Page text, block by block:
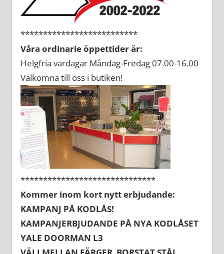
**************************
Våra ordinarie öppettider är:
Helgfria vardagar Måndag-Fredag 07.00-16.00
Välkomna till oss i butiken!
******************************
Kommer inom kort nytt erbjudande:
KAMPANJ PÅ KODLÅS!
KAMPANJERBJUDANDE PÅ NYA KODLÅSET
YALE DOORMAN L3